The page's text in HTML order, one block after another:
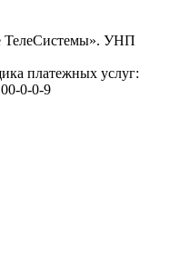
УНП
платежных услуг:
0-0-9